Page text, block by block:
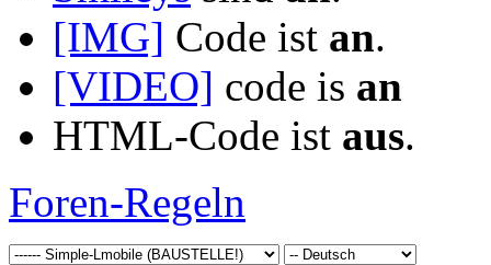
[IMG] Code ist an.
[VIDEO] code is an
HTML-Code ist aus.
Foren-Regeln